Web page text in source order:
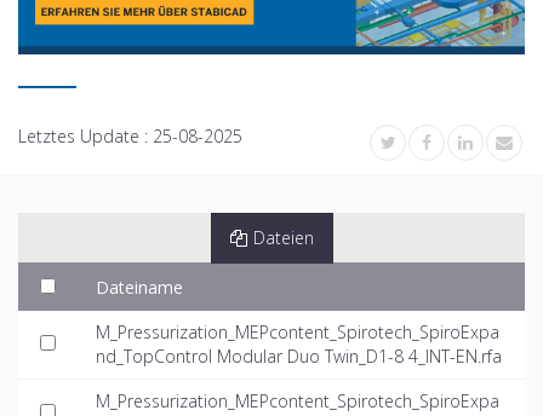
Letztes Update : 25-08-2025
Dateien
Dateiname
M_Pressurization_MEPcontent_Spirotech_SpiroExpa
nd_TopControl Modular Duo Twin_D1-8 4_INT-EN.rfa
M_Pressurization_MEPcontent_Spirotech_SpiroExpa